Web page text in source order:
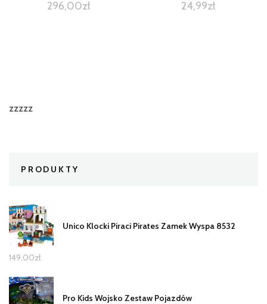
296,00zł 24,99zł
zzzzz
PRODUKTY
Unico Klocki Piraci Pirates Zamek Wyspa 8532
149,00zł
Pro Kids Wojsko Zestaw Pojazdów